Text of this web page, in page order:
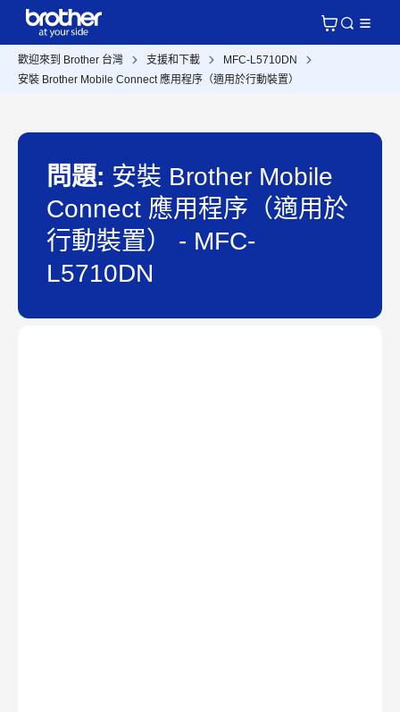
歡迎來到 Brother 台灣 支援和下載
MFC-L5710DN
安裝 Brother Mobile Connect 應用程序（適用於行動裝置）
問題: 安裝 Brother Mobile
Connect 應用程序（適用於
行動裝置） - MFC-
L5710DN